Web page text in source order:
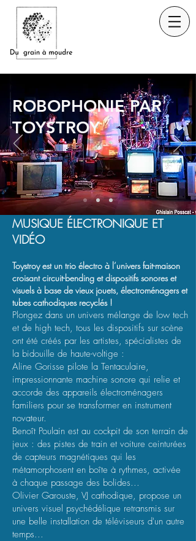
ROBOPHONIE PAR
TOYSTROY
MUSIQUE ÉLECTRONIQUE ET
VIDÉO
Toystroy est un trio électro à l’univers fait-maison
croisant circuit-bending et dispositifs sonores et
visuels à base de vieux jouets, électroménagers et
tubes cathodiques recyclés !
Plongez dans un univers mélange de low tech
et de high tech, tous les dispositifs sur scène
ont été créés par les artistes, spécialistes de
la bidouille de haute-voltige :
Aline Gorisse pilote la Tentaculaire, ​
impressionnante machine sonore qui relie et
accorde des appareils électroménagers
familiers pour se transformer en instrument
novateur.
Benoît Poulain est au cockpit de son terrain de
jeux : des pistes de train et voiture ceinturées
de capteurs magnétiques qui les
métamorphosent en boîte à rythmes, activée
à chaque passage des bolides...
Olivier Garouste, VJ cathodique, propose un
univers visuel psychédélique retransmis sur
une belle installation de téléviseurs d'un autre
temps...